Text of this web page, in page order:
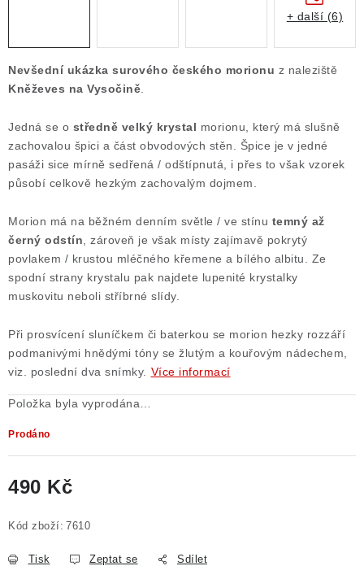
Nevšední ukázka surového českého morionu z naleziště
Kněževes na Vysočině
Jedná se o středně velký krystal morionu, který má slušně
zachovalou špici a část obvodových stěn. Špice je v jedné
pasáži sice mírně sedřená / odštípnutá, i přes to však vzorek
působí celkově hezkým zachovalým dojmem.
Morion má na běžném denním světle / ve stínu temný až
černý odstín , zároveň je však místy zajímavě pokrytý
povlakem / krustou mléčného křemene a bílého albitu. Ze
spodní strany krystalu pak najdete lupenité krystalky
muskovitu neboli stříbrné slídy.
Při prosvícení sluníčkem či baterkou se morion hezky rozzáří
podmanivými hnědými tóny se žlutým a kouřovým nádechem,
viz. poslední dva snímky. Více informací
Položka byla vyprodána…
Prodáno
490 Kč
Kód zboží: 7610
Tisk Zeptat se Sdílet
+ další (6)